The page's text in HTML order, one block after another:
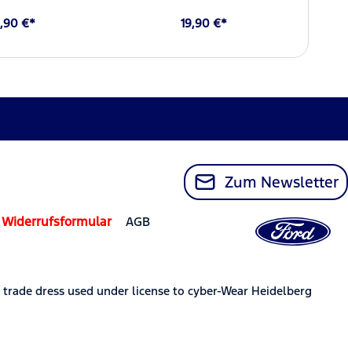
€* 19,90 €*
Zum Newsletter
Widerrufsformular
AGB
dress used under license to cyber-Wear Heidelberg